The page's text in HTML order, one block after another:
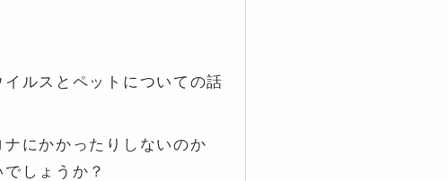
ルスとペットについての話
にかかったりしないのか
しょうか？